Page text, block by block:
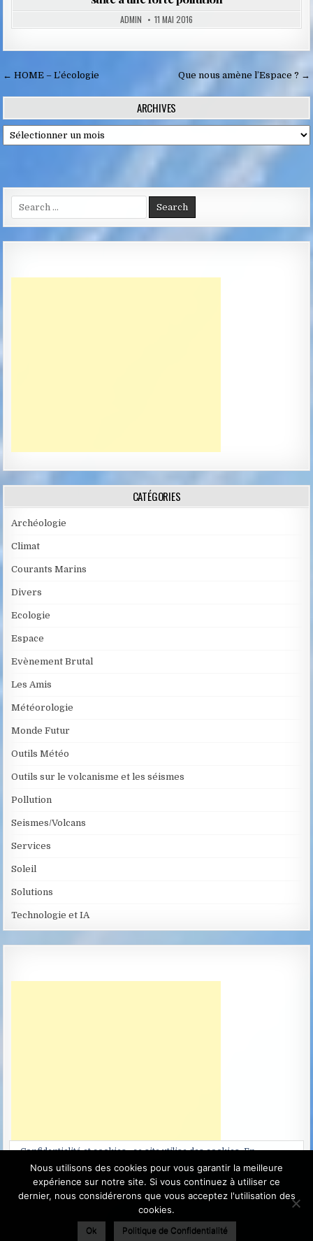
ADMIN 11 MAI 2016
Navigation
de
l’article
← HOME – L’écologie Que nous amène l’Espace ? →
ARCHIVES
Archives
Search
for:
CATÉGORIES
Archéologie
Climat
Courants Marins
Divers
Ecologie
Espace
Evènement Brutal
Les Amis
Météorologie
Monde Futur
Outils Météo
Outils sur le volcanisme et les séismes
Pollution
Seismes/Volcans
Services
Soleil
Solutions
Technologie et IA
Terra Projects Anciennement La Terre du Futur - Copyright ©
Confidentialité et cookies : ce site utilise des cookies. En
continuant à utiliser ce site Web, vous acceptez leur utilisation.
Pour en savoir plus, notamment sur la façon de contrôler les
cookies, consultez :Politique relative aux cookies
Nous utilisons des cookies pour vous garantir la meilleure
expérience sur notre site. Si vous continuez à utiliser ce
dernier, nous considérerons que vous acceptez l'utilisation des
cookies.
Ok Politique de Confidentialité